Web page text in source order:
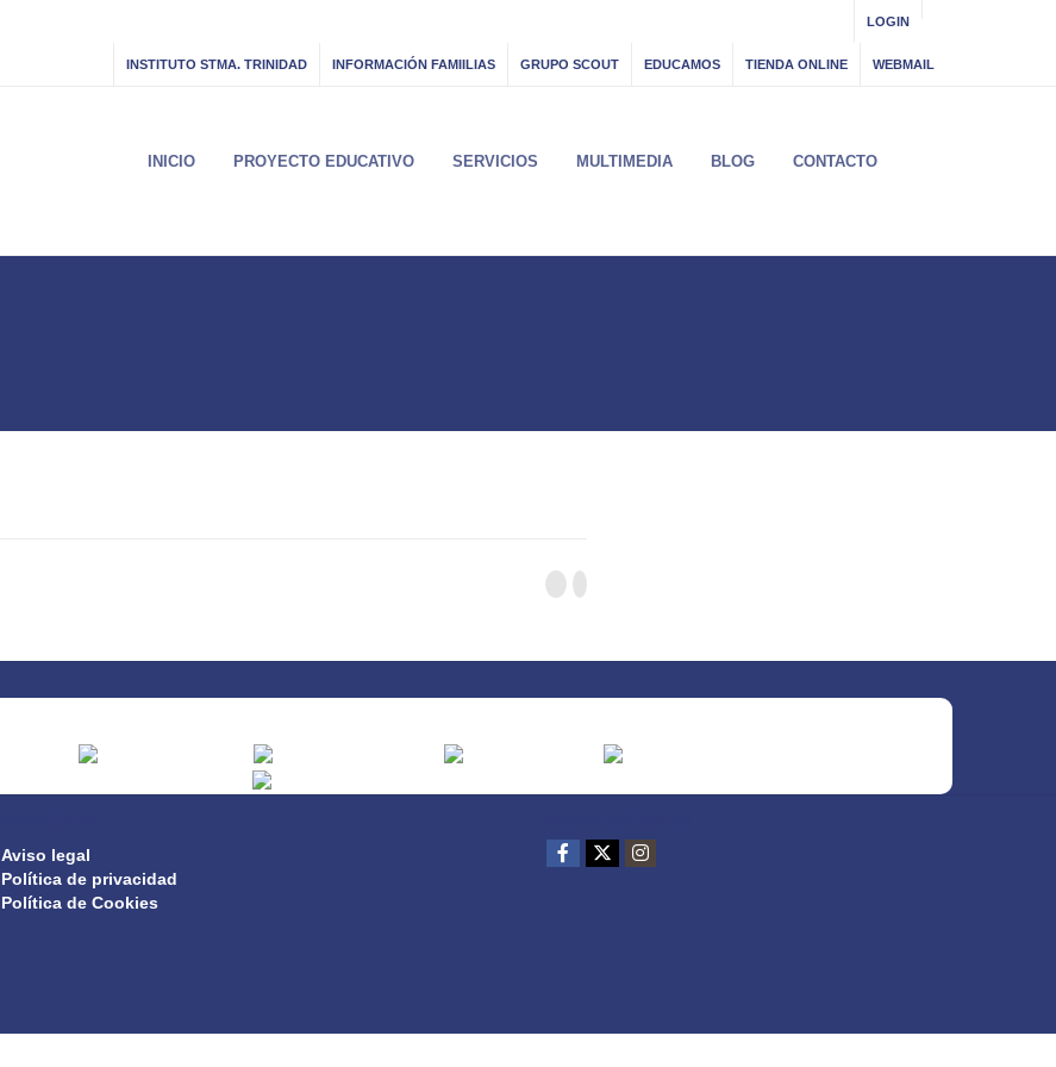
LOGIN
INSTITUTO STMA. TRINIDAD INFORMACIÓN FAMIILIAS GRUPO SCOUT EDUCAMOS TIENDA ONLINE WEBMAIL
INICIO PROYECTO EDUCATIVO SERVICIOS MULTIMEDIA BLOG CONTACTO
Aviso legal
Política de privacidad
Política de Cookies